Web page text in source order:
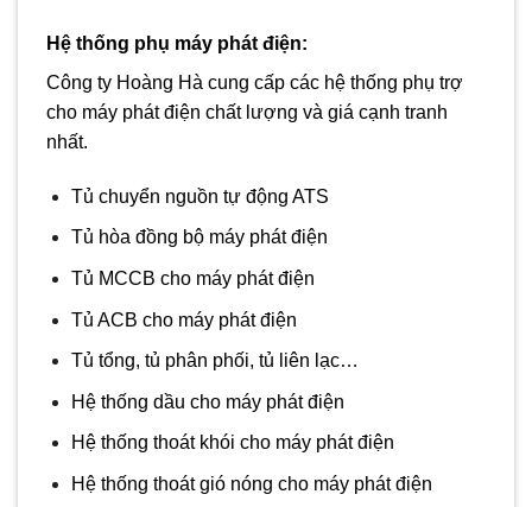
Hệ thống phụ máy phát điện:
Công ty Hoàng Hà cung cấp các hệ thống phụ trợ
cho máy phát điện chất lượng và giá cạnh tranh
nhất.
Tủ chuyển nguồn tự động ATS
Tủ hòa đồng bộ máy phát điện
Tủ MCCB cho máy phát điện
Tủ ACB cho máy phát điện
Tủ tổng, tủ phân phối, tủ liên lạc…
Hệ thống dầu cho máy phát điện
Hệ thống thoát khói cho máy phát điện
Hệ thống thoát gió nóng cho máy phát điện